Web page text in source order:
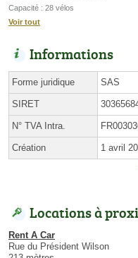
Capacité : 28 vélos
Voir tout
Informations
Forme juridique SAS
SIRET
N° TVA Intra.
Création 1 avril
Locations à
Rent A Car
Rue du Président Wilson